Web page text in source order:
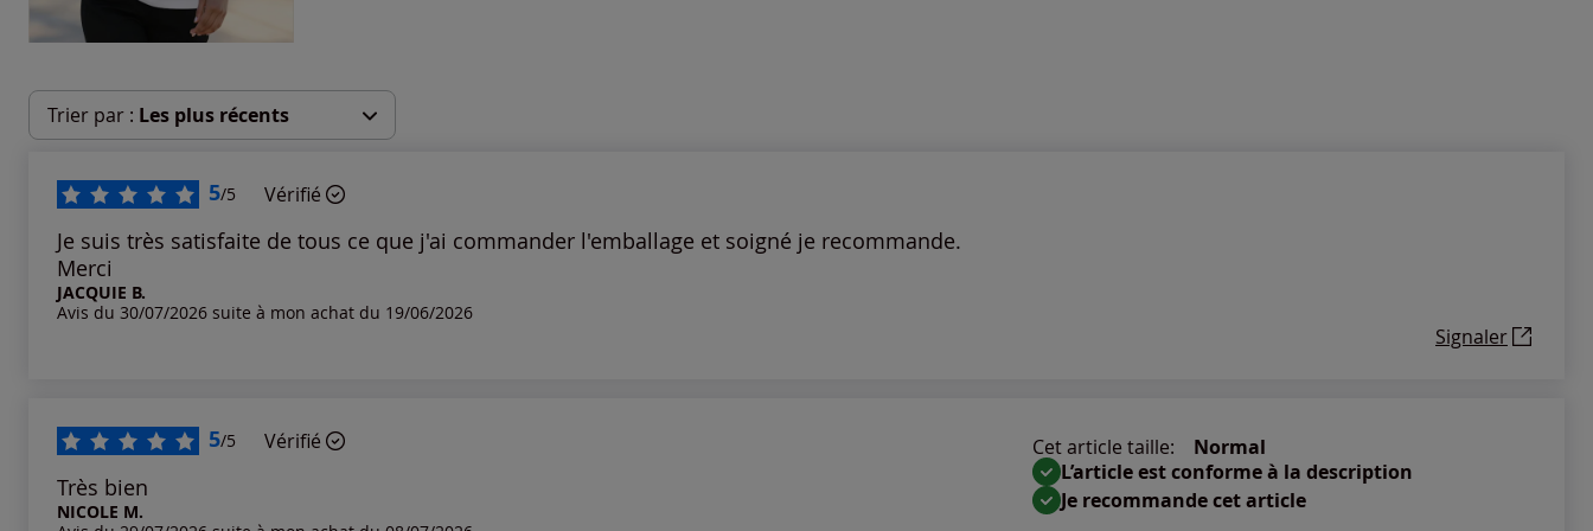
Trier par : Les plus récents
Les plus anciens
Notes les plus élevées
5/5 Vérifié
Je suis très satisfaite de tous ce que j'ai commander l'emballage et soigné je recommande.
Merci
JACQUIE B.
Avis du 30/07/2026 suite à mon achat du 19/06/2026
Signaler
5/5 Vérifié
Très bien
NICOLE M.
Cet article taille:
Normal
L’article est conforme à la description
Je recommande cet article